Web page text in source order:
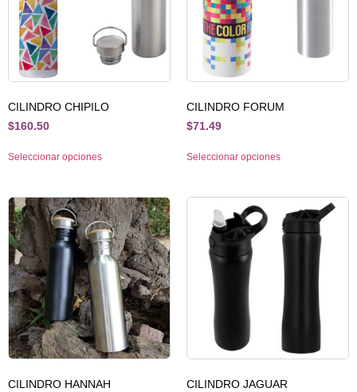
CILINDRO CHIPILO
$160.50
Seleccionar opciones
CILINDRO FORUM
$71.49
Seleccionar opciones
CILINDRO HANNAH CILINDRO JAGUAR